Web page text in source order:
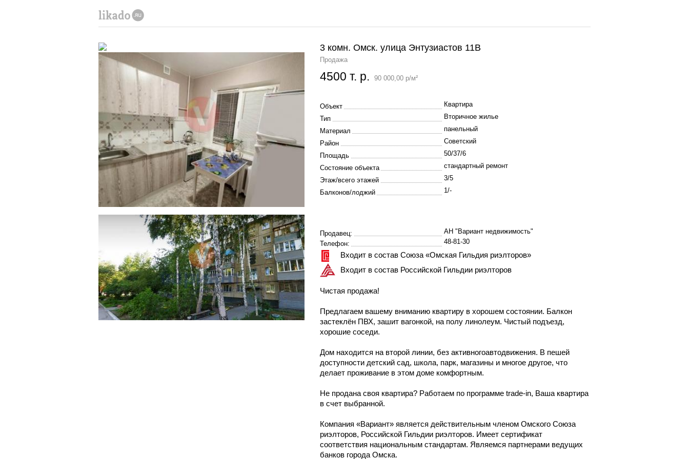
Продажа
3 комн. Омск. улица Энтузиастов 11В
4500 т. р. 90 000,00 р/м²
Объект
Квартира
Тип
Вторичное жилье
Материал
панельный
Район
Советский
Площадь
50/37/6
Состояние объекта
стандартный ремонт
Этаж/всего этажей
3/5
Балконов/лоджий
1/-
Продавец:
АН "Вариант недвижимость"
Телефон:
48-81-30
Входит в состав Союза «Омская Гильдия риэлторов»
Входит в состав Российской Гильдии риэлторов
Чистая продажа!
Предлагаем вашему вниманию квартиру в хорошем состоянии. Балкон
застеклён ПВХ, зашит вагонкой, на полу линолеум. Чистый подъезд,
хорошие соседи.
Дом находится на второй линии, без активногоавтодвижения. В пешей
доступности детский сад, школа, парк, магазины и многое другое, что
делает проживание в этом доме комфортным.
Не продана своя квартира? Работаем по программе trade-in, Ваша квартира
в счет выбранной.
Компания «Вариант» является действительным членом Омского Союза
риэлторов, Российской Гильдии риэлторов. Имеет сертификат
соответствия национальным стандартам. Являемся партнерами ведущих
банков города Омска.